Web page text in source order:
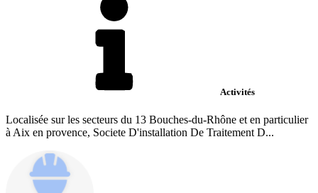
Activités
Localisée sur les secteurs du 13 Bouches-du-Rhône et en particulier
à Aix en provence, Societe D'installation De Traitement D...